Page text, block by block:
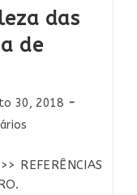
das
de
30, 2018
REFERÊNCIAS